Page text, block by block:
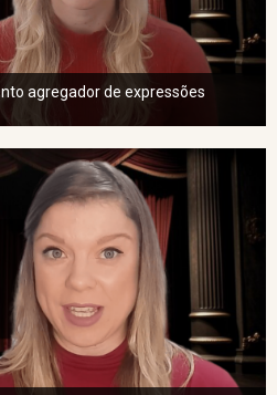
agregador de expressões